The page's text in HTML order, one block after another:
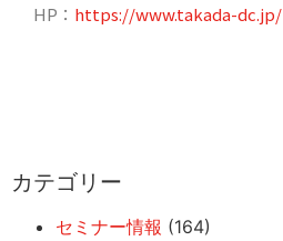
HP： https://www.takada-dc.jp/
カテゴリー
セミナー情報 (164)